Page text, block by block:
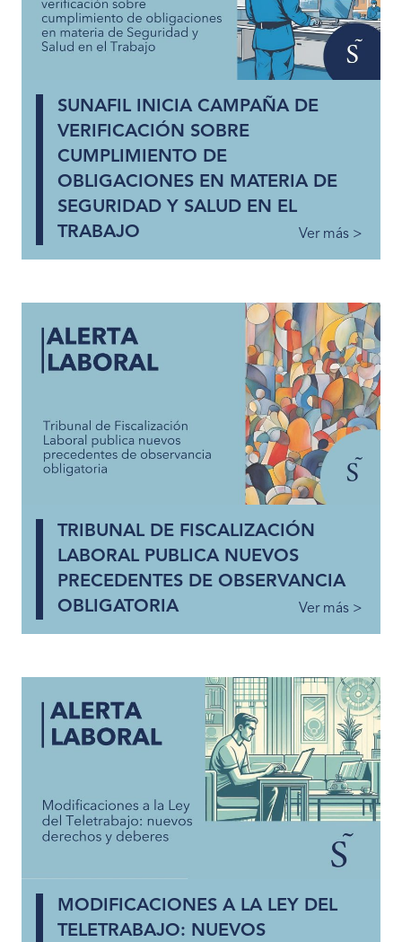
SUNAFIL INICIA CAMPAÑA DE
VERIFICACIÓN SOBRE
CUMPLIMIENTO DE
OBLIGACIONES EN MATERIA DE
SEGURIDAD Y SALUD EN EL
TRABAJO
Ver más >
TRIBUNAL DE FISCALIZACIÓN
LABORAL PUBLICA NUEVOS
PRECEDENTES DE OBSERVANCIA
OBLIGATORIA
Ver más >
MODIFICACIONES A LA LEY DEL
TELETRABAJO: NUEVOS